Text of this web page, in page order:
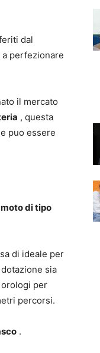
dal
a perfezionare
il mercato
, questa
puo essere
di tipo
di ideale per
sia
per
percorsi.
.